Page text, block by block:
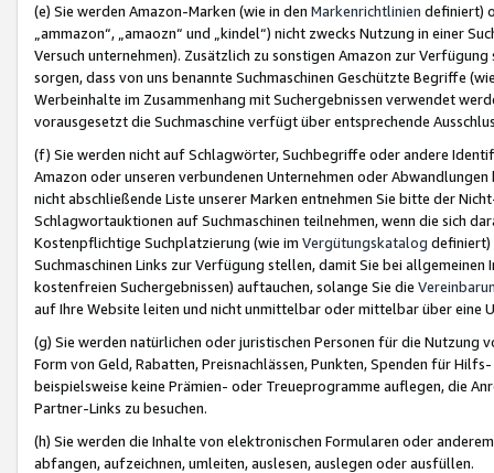
(e) Sie werden Amazon-Marken (wie in den Markenrichtlinien definiert)
„ammazon“, „amaozn“ und „kindel“) nicht zwecks Nutzung in einer
Versuch unternehmen). Zusätzlich zu sonstigen Amazon zur
sorgen, dass von uns benannte Suchmaschinen Geschützte Begriffe
Werbeinhalte im Zusammenhang mit Suchergebnissen verwendet
vorausgesetzt die Suchmaschine verfügt über entsprechende
(f) Sie werden nicht auf Schlagwörter, Suchbegriffe oder andere
Amazon oder unseren verbundenen Unternehmen oder
nicht abschließende Liste unserer Marken entnehmen Sie bitte der
Schlagwortauktionen auf Suchmaschinen teilnehmen, wenn die sich
Kostenpflichtige Suchplatzierung (wie im Vergütungskatalog definiert)
Suchmaschinen Links zur Verfügung stellen, damit Sie bei
kostenfreien Suchergebnissen) auftauchen, solange Sie die
auf Ihre Website leiten und nicht unmittelbar oder mittelbar über eine
(g) Sie werden natürlichen oder juristischen Personen für die Nutzung
Form von Geld, Rabatten, Preisnachlässen, Punkten, Spenden für
beispielsweise keine Prämien- oder Treueprogramme auflegen, die
Partner-Links zu besuchen.
(h) Sie werden die Inhalte von elektronischen Formularen oder
abfangen, aufzeichnen, umleiten, auslesen, auslegen oder ausfüllen.